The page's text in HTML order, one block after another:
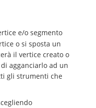
e/o segmento
o si sposta un
il vertice creato o
agganciarlo ad un
gli strumenti che